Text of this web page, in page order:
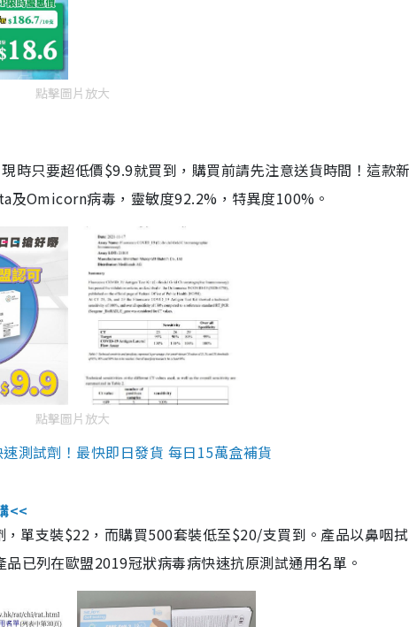
點擊圖片放大
時只要超低價$9.9就買到，購買前請先注意送貨時間！這款
及Omicorn病毒，靈敏度92.2%，特異度100%。
點擊圖片放大
測試劑！最快即日發貨 每日15萬盒補貨
<<
單支裝$22，而購買500套裝低至$20/支買到。產品以鼻咽
已列在歐盟2019冠狀病毒病快速抗原測試通用名單。